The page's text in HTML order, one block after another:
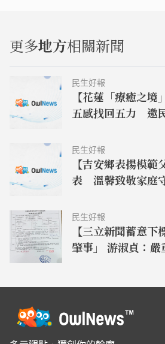
更多地方相關新聞
民生好報
【花蓮「療癒之境
五感找回五力 邀
民生好報
【吉安鄉表揚模
表 溫馨致敬家庭
民生好報
【三立新聞蓄意
肇事」 游淑貞：